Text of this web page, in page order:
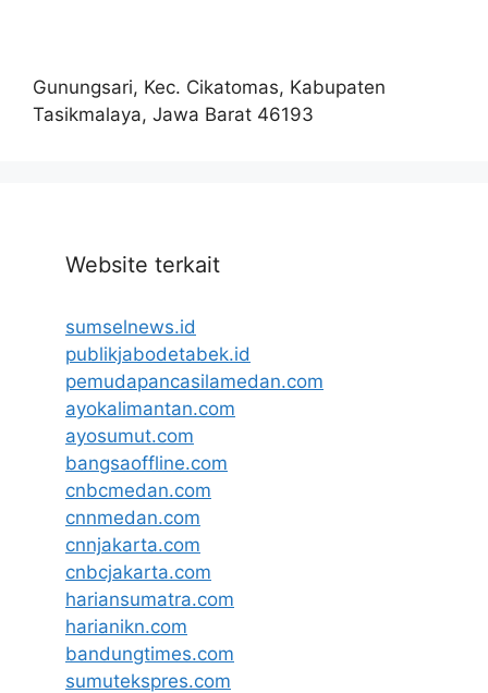
Gunungsari, Kec. Cikatomas, Kabupaten
Tasikmalaya, Jawa Barat 46193
Website terkait
sumselnews.id
publikjabodetabek.id
pemudapancasilamedan.com
ayokalimantan.com
ayosumut.com
bangsaoffline.com
cnbcmedan.com
cnnmedan.com
cnnjakarta.com
cnbcjakarta.com
hariansumatra.com
harianikn.com
bandungtimes.com
sumutekspres.com